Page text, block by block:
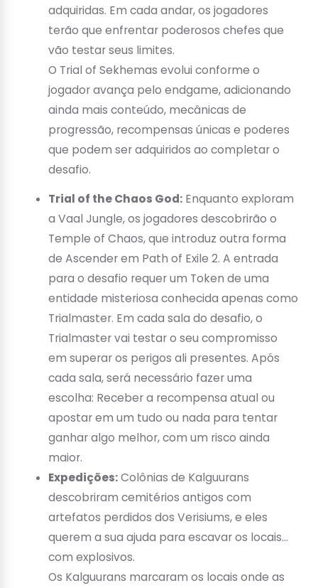
adquiridas. Em cada andar, os jogadores
terão que enfrentar poderosos chefes que
vão testar seus limites.
O Trial of Sekhemas evolui conforme o
jogador avança pelo endgame, adicionando
ainda mais conteúdo, mecânicas de
progressão, recompensas únicas e poderes
que podem ser adquiridos ao completar o
desafio.
Trial of the Chaos God: Enquanto exploram
a Vaal Jungle, os jogadores descobrirão o
Temple of Chaos, que introduz outra forma
de Ascender em Path of Exile 2. A entrada
para o desafio requer um Token de uma
entidade misteriosa conhecida apenas como
Trialmaster. Em cada sala do desafio, o
Trialmaster vai testar o seu compromisso
em superar os perigos ali presentes. Após
cada sala, será necessário fazer uma
escolha: Receber a recompensa atual ou
apostar em um tudo ou nada para tentar
ganhar algo melhor, com um risco ainda
maior.
Expedições:Colônias de Kalguurans
descobriram cemitérios antigos com
artefatos perdidos dos Verisiums, e eles
querem a sua ajuda para escavar os locais…
com explosivos.
Os Kalguurans marcaram os locais onde as